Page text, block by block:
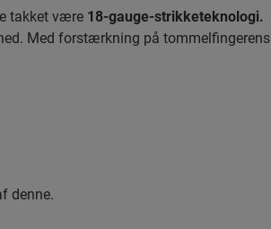
takket være 18-gauge-strikketeknologi.
Med forstærkning på tommelfingerens
denne.